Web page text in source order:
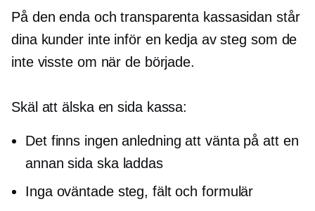
På den enda och transparenta kassasidan står
dina kunder inte inför en kedja av steg som de
inte visste om när de började.
Skäl att älska en sidakassa:
Det finns ingen anledning att vänta på att en
annan sida ska laddas
Inga oväntade steg, fält och formulär